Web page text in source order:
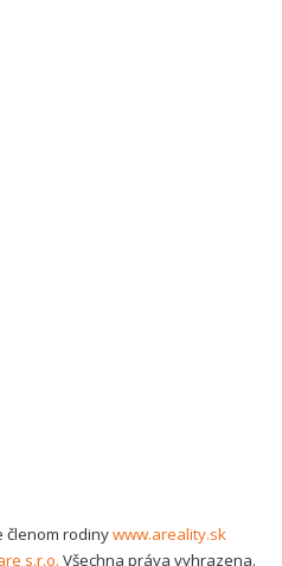
členom rodinywww.areality.sk
s.r.o. Všechna práva vyhrazena.